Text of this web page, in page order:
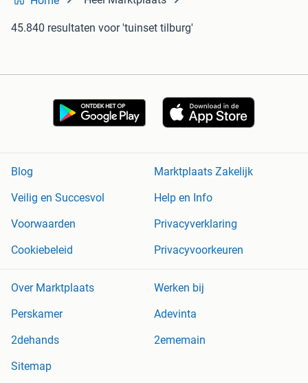
45.840 resultaten voor 'tuinset tilburg'
Blog
Marktplaats Zakelijk
Veilig en Succesvol
Help en Info
Voorwaarden
Privacyverklaring
Cookiebeleid
Privacyvoorkeuren
Over Marktplaats
Werken bij
Perskamer
Adevinta
2dehands
2ememain
Sitemap